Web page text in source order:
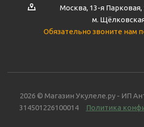
Москва, 13-я Парковая,
м.
Обязательно звоните нам
2026 © Магазин Укулеле.ру - ИП
314501226100014 Политика